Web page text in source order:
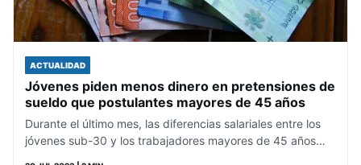
ACTUALIDAD
Jóvenes piden menos dinero en pretensiones de
sueldo que postulantes mayores de 45 años
Durante el último mes, las diferencias salariales entre los
jóvenes sub-30 y los trabajadores mayores de 45 años…